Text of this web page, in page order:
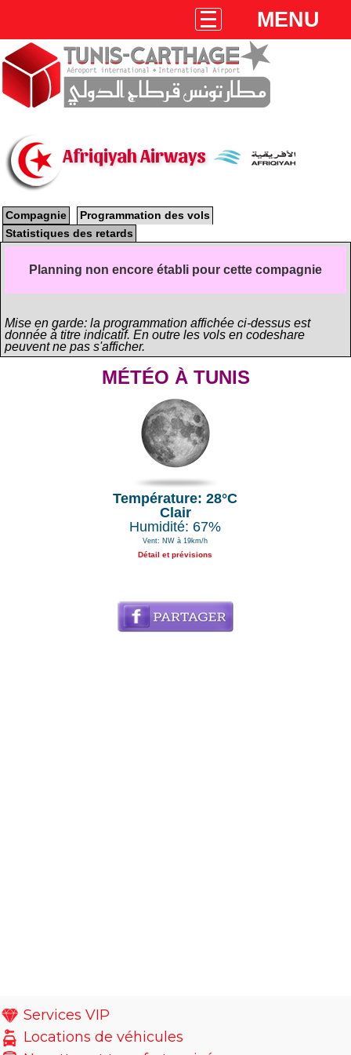
MENU
Afriqiyah Airways
Compagnie
Programmation des vols
Statistiques des retards
Planning non encore établi pour cette compagnie
Mise en garde: la programmation affichée ci-dessus est
donnée à titre indicatif. En outre les vols en codeshare
peuvent ne pas s'afficher.
MÉTÉO À TUNIS
Température: 28°C
Clair
Humidité: 67%
Vent: NW à 19km/h
Détail et prévisions
Services VIP
Locations de véhicules